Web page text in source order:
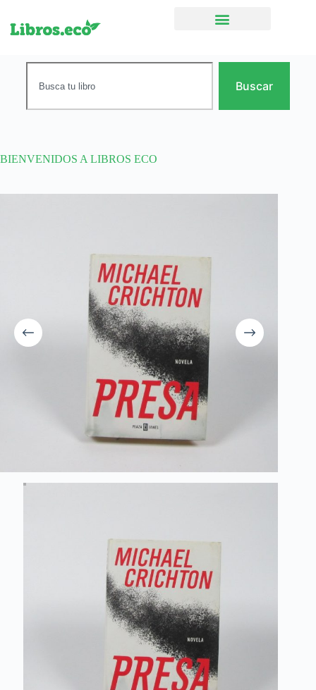
Buscar
BIENVENIDOS A LIBROS ECO